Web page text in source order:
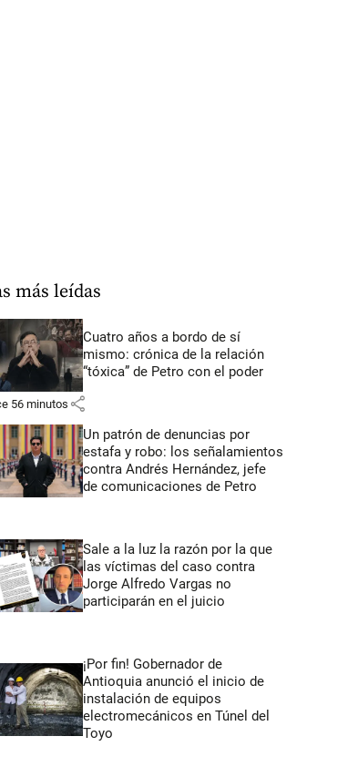
más leídas
Cuatro años a bordo de sí
mismo: crónica de la relación
“tóxica” de Petro con el poder
56 minutos share
Un patrón de denuncias por
estafa y robo: los señalamientos
contra Andrés Hernández, jefe
de comunicaciones de Petro
Sale a la luz la razón por la que
las víctimas del caso contra
Jorge Alfredo Vargas no
participarán en el juicio
¡Por fin! Gobernador de
Antioquia anunció el inicio de
instalación de equipos
electromecánicos en Túnel del
Toyo